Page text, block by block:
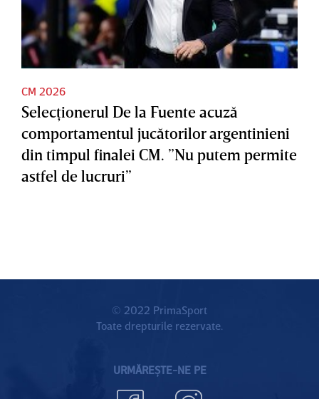
CM 2026
Selecţionerul De la Fuente acuză
comportamentul jucătorilor argentinieni
din timpul finalei CM. ”Nu putem permite
astfel de lucruri”
© 2022 PrimaSport
Toate drepturile rezervate.
URMĂREȘTE-NE PE